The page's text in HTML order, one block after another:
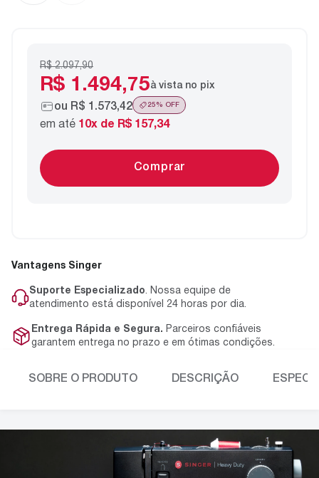
R$ 2.097,90
R$ 1.494,75à vista no pix
ou R$ 1.573,42 25 % OFF
em até 10x de R$ 157,34
Comprar
Vantagens Singer
Suporte Especializado. Nossa equipe de
atendimento está disponível 24 horas por dia.
Entrega Rápida e Segura. Parceiros confiáveis
garantem entrega no prazo e em ótimas condições.
SOBRE O PRODUTO DESCRIÇÃO